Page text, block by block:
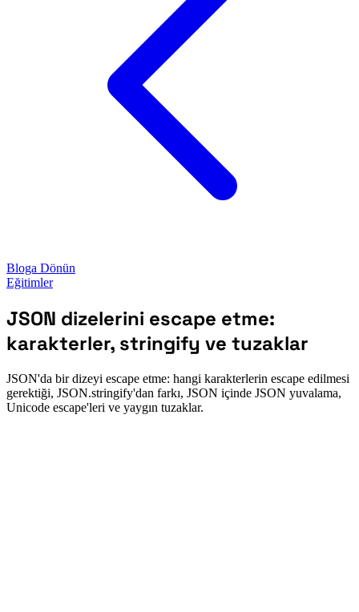
Bloga Dönün
Eğitimler
JSON dizelerini escape etme:
karakterler, stringify ve tuzaklar
JSON'da bir dizeyi escape etme: hangi karakterlerin escape edilmesi
gerektiği, JSON.stringify'dan farkı, JSON içinde JSON yuvalama,
Unicode escape'leri ve yaygın tuzaklar.